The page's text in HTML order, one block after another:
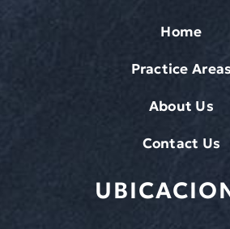
Home
Practice Areas
About Us
Contact Us